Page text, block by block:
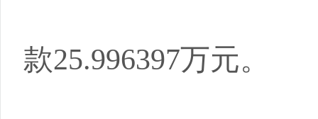
款25.996397万元。